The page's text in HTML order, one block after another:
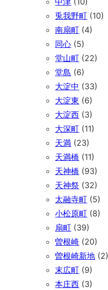
兎我野町 (10)
南扇町 (4)
同心 (5)
堂山町 (22)
堂島 (6)
大淀中 (33)
大淀東 (6)
大淀西 (3)
大深町 (11)
天満 (23)
天満橋 (11)
天神橋 (93)
天神祭 (32)
太融寺町 (5)
小松原町 (8)
扇町 (39)
曽根崎 (20)
曽根崎新地 (2)
末広町 (9)
本庄西 (3)